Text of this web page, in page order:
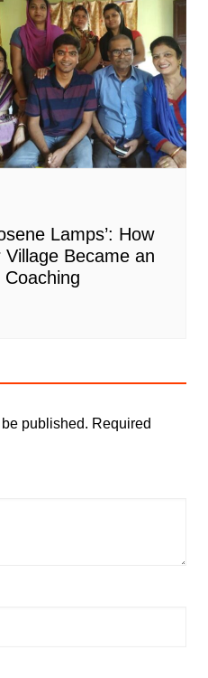
Lamps’: How
Became an
published. Required